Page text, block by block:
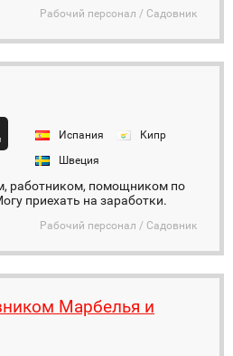
Рабочий персонал / Садовник
Испания
Кипр
Швеция
работником, помощником по
приехать на заработки.
Рабочий персонал / Садовник
Марбелья и